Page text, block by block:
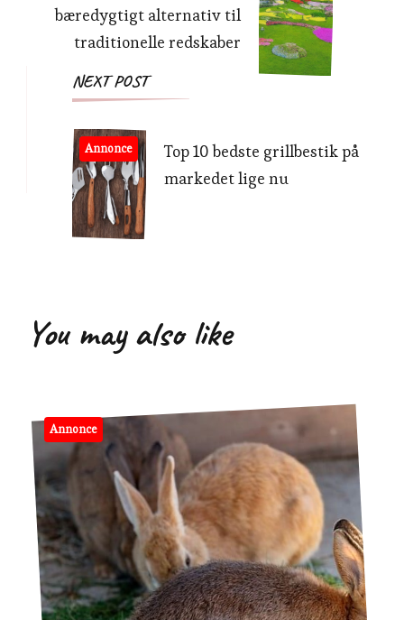
bæredygtigt alternativ til
traditionelle redskaber
NEXT POST
Annonce
Top 10 bedste grillbestik på
markedet lige nu
You may also like
Annonce